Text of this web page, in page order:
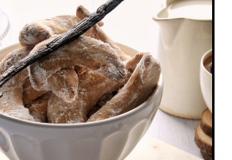
(VEGAN, SANS GLUTEN)